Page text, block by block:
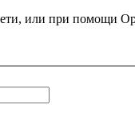
или при помощи